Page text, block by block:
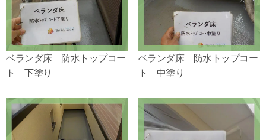
ベランダ床 防水トップコー
ト 下塗り
ベランダ床 防水トップコー
ト 中塗り